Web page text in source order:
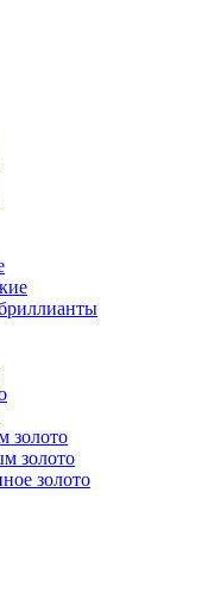
золото
золото
золото